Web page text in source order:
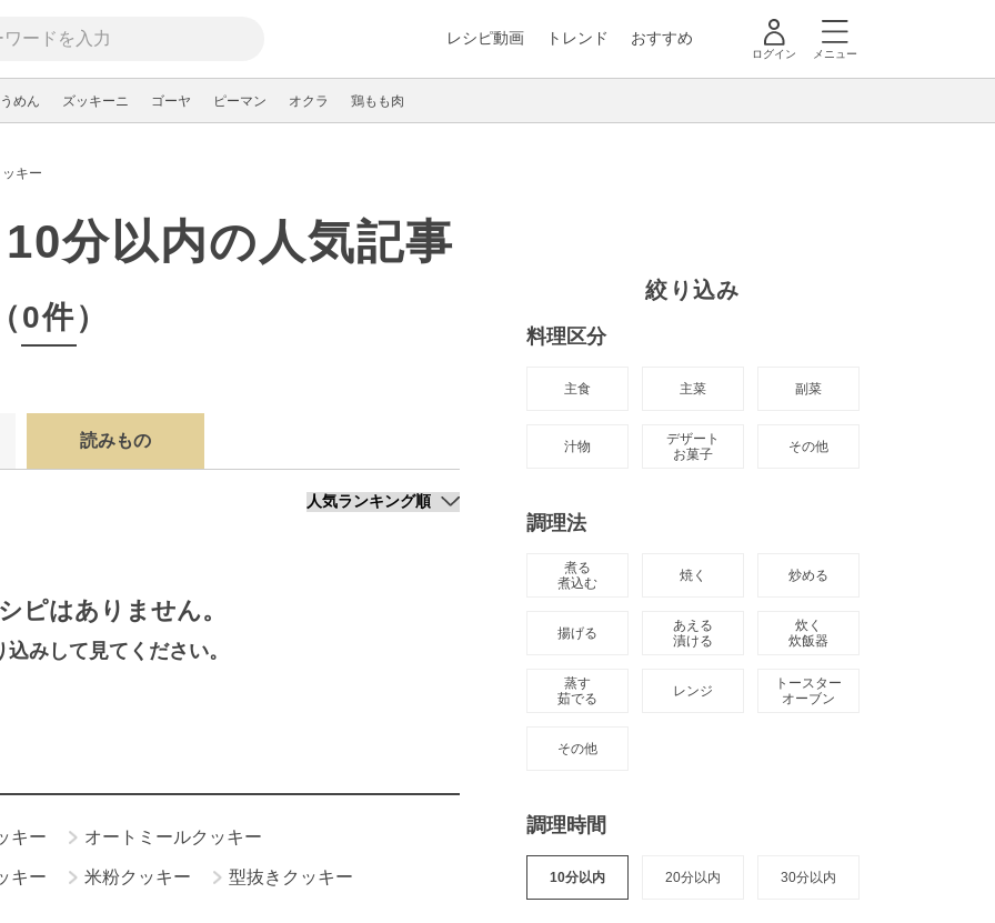
レシピ動画 トレンド おすすめ
ログイン メニュー
めん ズッキーニ ゴーヤ ピーマン オクラ 鶏もも肉
キー
分以内の人気記事
0件）
読みもの
ピはありません。
みして見てください。
キー オートミールクッキー
キー 米粉クッキー 型抜きクッキー
絞り込み
料理区分
主食 主菜 副菜
汁物
デザート
お菓子
その他
調理法
煮る
煮込む
焼く 炒める
揚げる
あえる
漬ける
炊く
炊飯器
蒸す
茹でる
レンジ
トースター
オーブン
その他
調理時間
10分以内 20分以内 30分以内